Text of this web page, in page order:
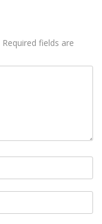
Required fields are